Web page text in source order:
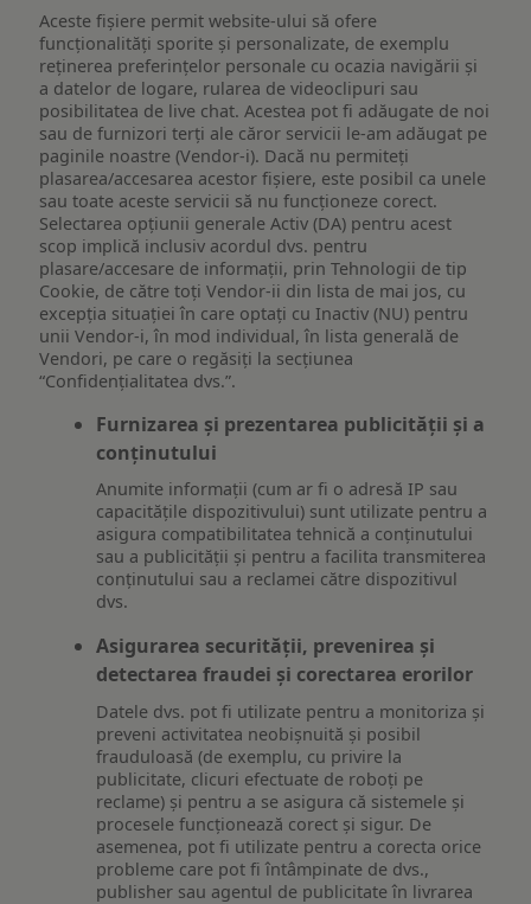
Aceste fișiere permit website-ului să ofere
funcționalități sporite și personalizate, de exemplu
reţinerea preferinţelor personale cu ocazia navigării și
a datelor de logare, rularea de videoclipuri sau
posibilitatea de live chat. Acestea pot fi adăugate de noi
sau de furnizori terți ale căror servicii le-am adăugat pe
paginile noastre (Vendor-i). Dacă nu permiteți
plasarea/accesarea acestor fișiere, este posibil ca unele
sau toate aceste servicii să nu funcționeze corect.
Selectarea opțiunii generale Activ (DA) pentru acest
scop implică inclusiv acordul dvs. pentru
plasare/accesare de informații, prin Tehnologii de tip
Cookie, de către toți Vendor-ii din lista de mai jos, cu
excepția situației în care optați cu Inactiv (NU) pentru
unii Vendor-i, în mod individual, în lista generală de
Vendori, pe care o regăsiți la secțiunea
“Confidențialitatea dvs.”.
Furnizarea și prezentarea publicității și a
conținutului
Anumite informații (cum ar fi o adresă IP sau
capacitățile dispozitivului) sunt utilizate pentru a
asigura compatibilitatea tehnică a conținutului
sau a publicității și pentru a facilita transmiterea
conținutului sau a reclamei către dispozitivul
dvs.
Asigurarea securității, prevenirea și
detectarea fraudei și corectarea erorilor
Datele dvs. pot fi utilizate pentru a monitoriza și
preveni activitatea neobișnuită și posibil
frauduloasă (de exemplu, cu privire la
publicitate, clicuri efectuate de roboți pe
reclame) și pentru a se asigura că sistemele și
procesele funcționează corect și sigur. De
asemenea, pot fi utilizate pentru a corecta orice
probleme care pot fi întâmpinate de dvs.,
publisher sau agentul de publicitate în livrarea